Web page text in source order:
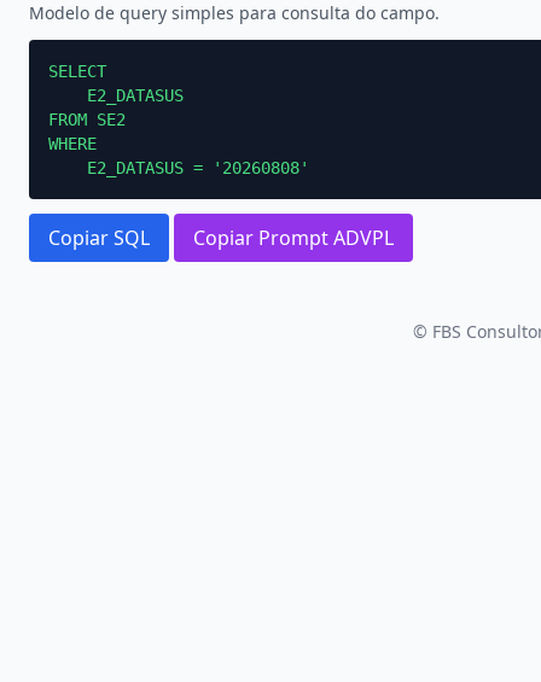
Modelo de query simples para consulta do campo.
SELECT
    E2_DATASUS
FROM SE2
WHERE
    E2_DATASUS = '20260808'
Copiar SQL Copiar Prompt ADVPL
© FBS